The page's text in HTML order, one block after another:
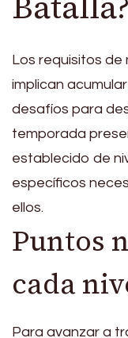
Los requisitos de
implican
desafíos para
temporada
establecido de
específicos
ellos.
Puntos
cada
Para avanzar a